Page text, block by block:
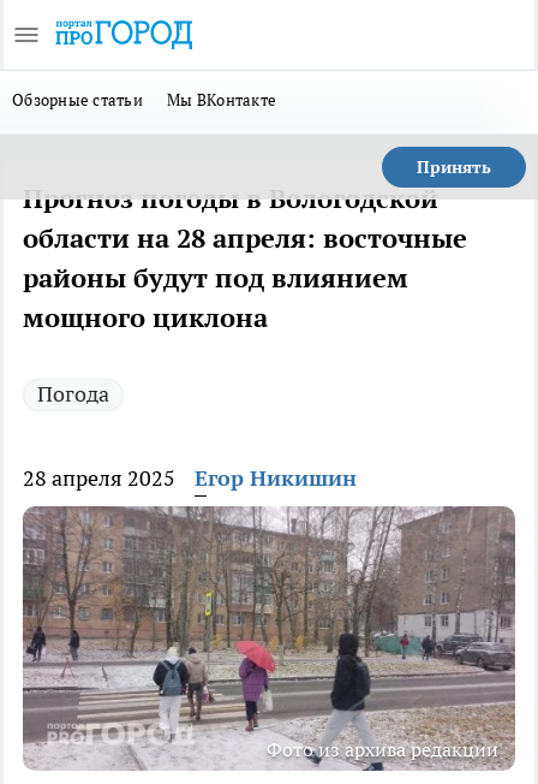
Обзорные статьи Мы ВКонтакте
Принять
Прогноз погоды в Вологодской
области на 28 апреля: восточные
районы будут под влиянием
мощного циклона
Погода
28 апреля 2025 Егор Никишин
Фото из архива редакции